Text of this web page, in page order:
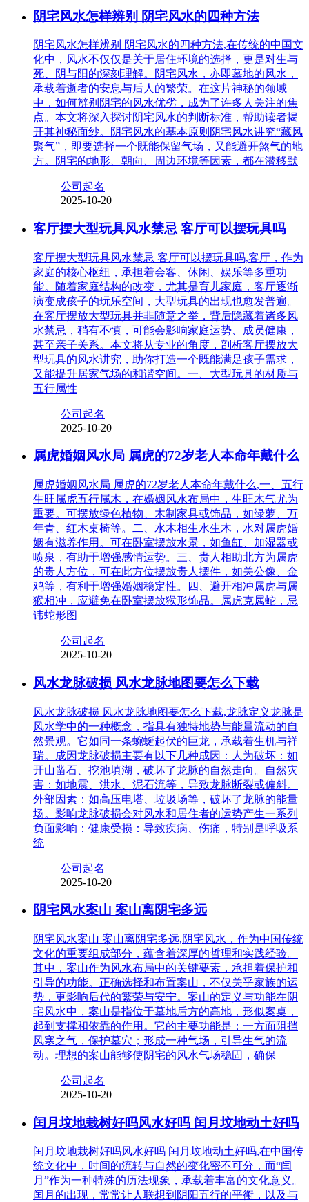
阴宅风水怎样辨别 阴宅风水的四种方法
阴宅风水怎样辨别 阴宅风水的四种方法,在传统的中国文
化中，风水不仅仅是关于居住环境的选择，更是对生与
死、阴与阳的深刻理解。阴宅风水，亦即墓地的风水，
承载着逝者的安息与后人的繁荣。在这片神秘的领域
中，如何辨别阴宅的风水优劣，成为了许多人关注的焦
点。本文将深入探讨阴宅风水的判断标准，帮助读者揭
开其神秘面纱。阴宅风水的基本原则阴宅风水讲究“藏风
聚气”，即要选择一个既能保留气场，又能避开煞气的地
方。阴宅的地形、朝向、周边环境等因素，都在潜移默
公司起名
2025-10-20
客厅摆大型玩具风水禁忌 客厅可以摆玩具吗
客厅摆大型玩具风水禁忌 客厅可以摆玩具吗,客厅，作为
家庭的核心枢纽，承担着会客、休闲、娱乐等多重功
能。随着家庭结构的改变，尤其是育儿家庭，客厅逐渐
演变成孩子的玩乐空间，大型玩具的出现也愈发普遍。
在客厅摆放大型玩具并非随意之举，背后隐藏着诸多风
水禁忌，稍有不慎，可能会影响家庭运势、成员健康，
甚至亲子关系。本文将从专业的角度，剖析客厅摆放大
型玩具的风水讲究，助你打造一个既能满足孩子需求，
又能提升居家气场的和谐空间。一、大型玩具的材质与
五行属性
公司起名
2025-10-20
属虎婚姻风水局 属虎的72岁老人本命年戴什么
属虎婚姻风水局 属虎的72岁老人本命年戴什么,一、五行
生旺属虎五行属木，在婚姻风水布局中，生旺木气尤为
重要。可摆放绿色植物、木制家具或饰品，如绿萝、万
年青、红木桌椅等。二、水木相生水生木，水对属虎婚
姻有滋养作用。可在卧室摆放水景，如鱼缸、加湿器或
喷泉，有助于增强感情运势。三、贵人相助北方为属虎
的贵人方位，可在此方位摆放贵人摆件，如关公像、金
鸡等，有利于增强婚姻稳定性。四、避开相冲属虎与属
猴相冲，应避免在卧室摆放猴形饰品。属虎克属蛇，忌
讳蛇形图
公司起名
2025-10-20
风水龙脉破损 风水龙脉地图要怎么下载
风水龙脉破损 风水龙脉地图要怎么下载,龙脉定义龙脉是
风水学中的一种概念，指具有独特地势与能量流动的自
然景观。它如同一条蜿蜒起伏的巨龙，承载着生机与祥
瑞。成因龙脉破损主要有以下几种成因：人为破坏：如
开山凿石、挖池填湖，破坏了龙脉的自然走向。自然灾
害：如地震、洪水、泥石流等，导致龙脉断裂或偏斜。
外部因素：如高压电塔、垃圾场等，破坏了龙脉的能量
场。影响龙脉破损会对风水和居住者的运势产生一系列
负面影响：健康受损：导致疾病、伤痛，特别是呼吸系
统
公司起名
2025-10-20
阴宅风水案山 案山离阴宅多远
阴宅风水案山 案山离阴宅多远,阴宅风水，作为中国传统
文化的重要组成部分，蕴含着深厚的哲理和实践经验。
其中，案山作为风水布局中的关键要素，承担着保护和
引导的功能。正确选择和布置案山，不仅关乎家族的运
势，更影响后代的繁荣与安宁。案山的定义与功能在阴
宅风水中，案山是指位于墓地后方的高地，形似案桌，
起到支撑和依靠的作用。它的主要功能是：一方面阻挡
风寒之气，保护墓穴；形成一种气场，引导生气的流
动。理想的案山能够使阴宅的风水气场稳固，确保
公司起名
2025-10-20
闰月坟地栽树好吗风水好吗 闰月坟地动土好吗
闰月坟地栽树好吗风水好吗 闰月坟地动土好吗,在中国传
统文化中，时间的流转与自然的变化密不可分，而“闰
月”作为一种特殊的历法现象，承载着丰富的文化意义。
闰月的出现，常常让人联想到阴阳五行的平衡，以及与